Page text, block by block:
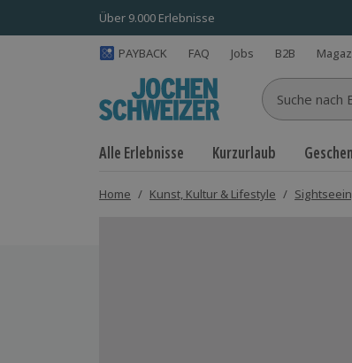
Über 9.000 Erlebnisse
PAYBACK FAQ Jobs B2B
Suche nach
Alle Erlebnisse Kurzurlaub
Home / Kunst, Kultur & Lifestyle /